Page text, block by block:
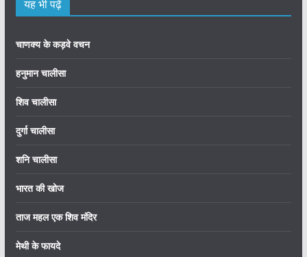
यह भी पढ़ें
चाणक्य के कड़वे वचन
हनुमान चालीसा
शिव चालीसा
दुर्गा चालीसा
शनि चालीसा
भारत की खोज
ताज महल एक शिव मंदिर
मेथी के फायदे